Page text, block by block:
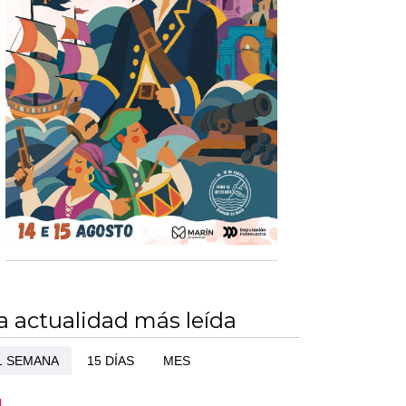
actualidad más leída
SEMANA 15 DÍAS MES